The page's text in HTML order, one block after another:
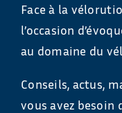
Face à la
l’occasion
au domaine du
Conseils, actus,
vous avez besoin